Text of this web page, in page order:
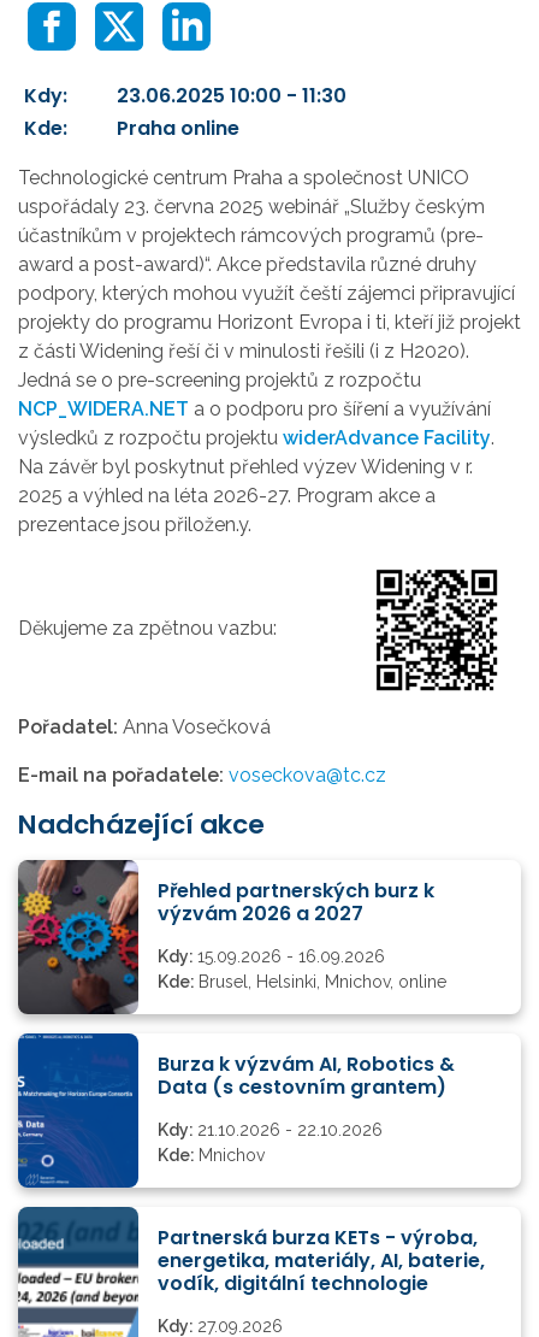
Kdy:
23.06.2025 10:00 - 11:30
Kde:
Praha online
Technologické centrum Praha a společnost UNICO
uspořádaly 23. června 2025 webinář „Služby českým
účastníkům v projektech rámcových programů (pre-
award a post-award)“. Akce představila různé druhy
podpory, kterých mohou využít čeští zájemci připravující
projekty do programu Horizont Evropa i ti, kteří již projekt
z části Widening řeší či v minulosti řešili (i z H2020).
Jedná se o pre-screening projektů z rozpočtu
NCP_WIDERA.NET a o podporu pro šíření a využívání
výsledků z rozpočtu projektu widerAdvance Facility.
Na závěr byl poskytnut přehled výzev Widening v r.
2025 a výhled na léta 2026-27. Program akce a
prezentace jsou přiložen.y.
Děkujeme za zpětnou vazbu:
Pořadatel: Anna Vosečková
E-mail na pořadatele: voseckova@tc.cz
Nadcházející akce
Přehled partnerských burz k
výzvám 2026 a 2027
Kdy: 15.09.2026 - 16.09.2026
Kde: Brusel, Helsinki, Mnichov, online
Burza k výzvám AI, Robotics &
Data (s cestovním grantem)
Kdy: 21.10.2026 - 22.10.2026
Kde: Mnichov
Partnerská burza KETs - výroba,
energetika, materiály, AI, baterie,
vodík, digitální technologie
Kdy: 27.09.2026